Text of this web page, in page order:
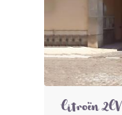
Citroën 2CV